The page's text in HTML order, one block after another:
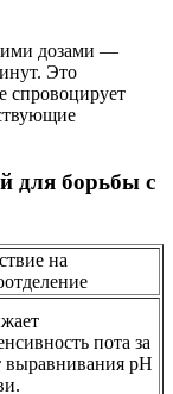
дозами —
Это
спровоцирует
для борьбы с
на
пота за
выравнивания pH